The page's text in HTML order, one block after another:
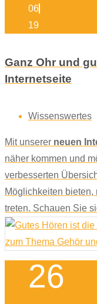
06
19
Ganz Ohr und
Internetseite
Wissenswertes
Mit unserer neuen
näher kommen und
verbesserten
Möglichkeiten bieten,
treten. Schauen Sie
26